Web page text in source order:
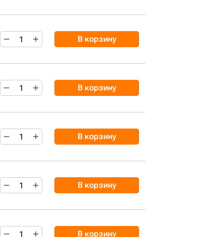
В корзину
В корзину
В корзину
В корзину
В корзину